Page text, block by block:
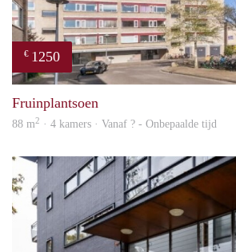
€ 1250
Fruinplantsoen
88 m2 · 4 kamers · Vanaf ? - Onbepaalde tijd